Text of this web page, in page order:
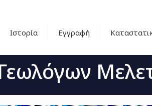
Ιστορία Εγγραφή